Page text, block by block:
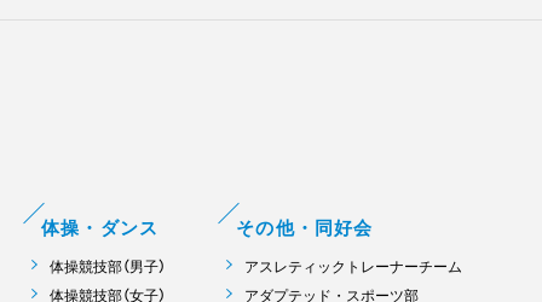
体操・ダンス
体操競技部（男子）
体操競技部（女子）
その他・同好会
アスレティックトレーナーチーム
アダプテッド・スポーツ部